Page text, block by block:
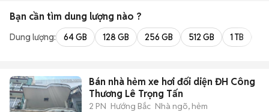
Bạn cần tìm dung lượng nào ?
Dung lượng: 64 GB 128 GB 256 GB 512 GB 1 TB
Bán nhà hẻm xe hơi đối diện ĐH Công
Thương Lê Trọng Tấn
2 PN Hướng Bắc Nhà ngõ, hẻm